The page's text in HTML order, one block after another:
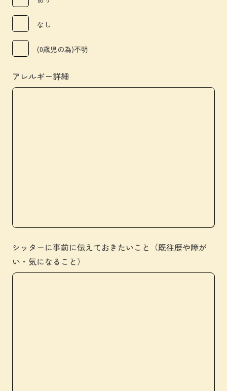
なし
(0歳児の為)不明
アレルギー詳細
シッターに事前に伝えておきたいこと（既往歴や障が
い・気になること）